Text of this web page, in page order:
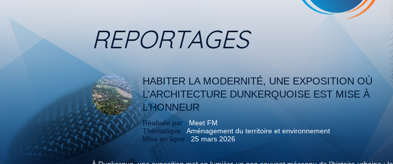
REPORTAGES
HABITER LA MODERNITÉ, UNE EXPOSITION OÙ
L’ARCHITECTURE DUNKERQUOISE EST MISE À
L’HONNEUR
Réalisée par : Meet FM
Thématique : Aménagement du territoire et environnement
Mise en ligne : 25 mars 2026